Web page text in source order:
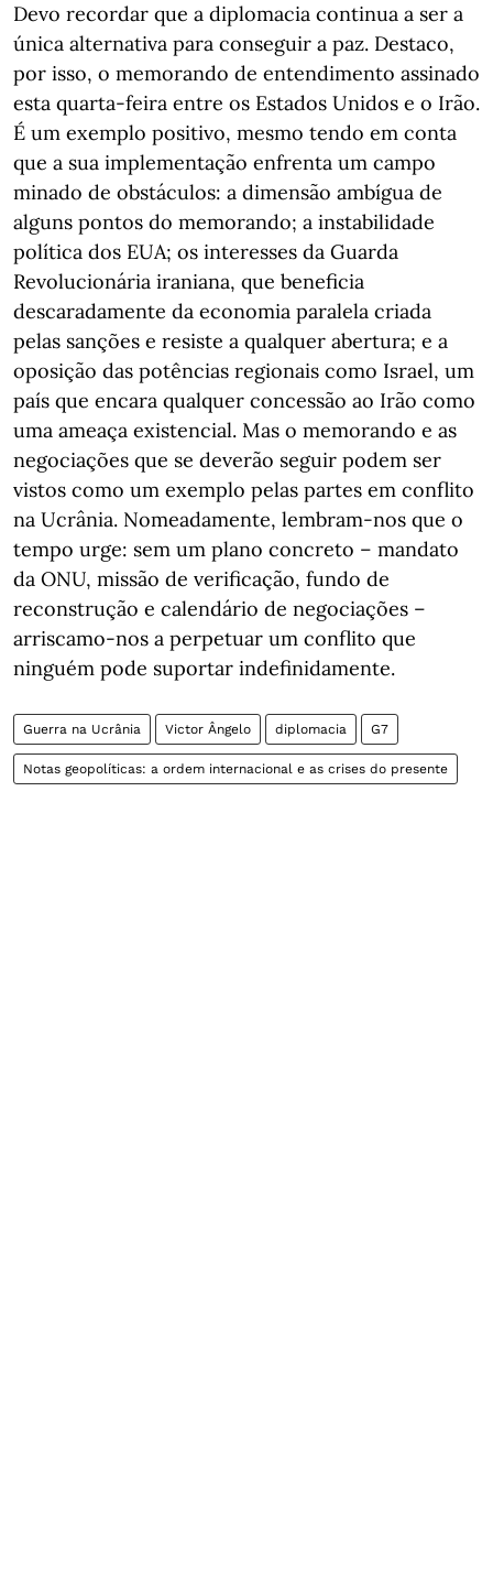
Devo recordar que a diplomacia continua a ser a
única alternativa para conseguir a paz. Destaco,
por isso, o memorando de entendimento assinado
esta quarta-feira entre os Estados Unidos e o Irão.
É um exemplo positivo, mesmo tendo em conta
que a sua implementação enfrenta um campo
minado de obstáculos: a dimensão ambígua de
alguns pontos do memorando; a instabilidade
política dos EUA; os interesses da Guarda
Revolucionária iraniana, que beneficia
descaradamente da economia paralela criada
pelas sanções e resiste a qualquer abertura; e a
oposição das potências regionais como Israel, um
país que encara qualquer concessão ao Irão como
uma ameaça existencial. Mas o memorando e as
negociações que se deverão seguir podem ser
vistos como um exemplo pelas partes em conflito
na Ucrânia. Nomeadamente, lembram-nos que o
tempo urge: sem um plano concreto – mandato
da ONU, missão de verificação, fundo de
reconstrução e calendário de negociações –
arriscamo-nos a perpetuar um conflito que
ninguém pode suportar indefinidamente.
Guerra na Ucrânia Victor Ângelo diplomacia G7
Notas geopolíticas: a ordem internacional e as crises do presente